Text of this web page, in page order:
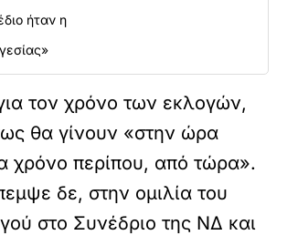
ήταν η
τον χρόνο των εκλογών,
θα γίνουν «στην ώρα
χρόνο περίπου, από τώρα».
δε, στην ομιλία του
στο Συνέδριο της ΝΔ και